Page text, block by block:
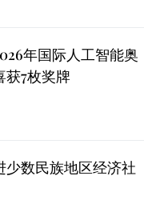
年国际人工智能奥
获7枚奖牌
少数民族地区经济社